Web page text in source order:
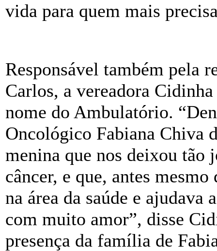
vida para quem mais
Responsável também pela
Carlos, a vereadora
nome do Ambulatório.
Oncológico Fabiana Chiva
menina que nos deixou tão
câncer, e que, antes
na área da saúde e ajudava
com muito amor”, disse
presença da família de